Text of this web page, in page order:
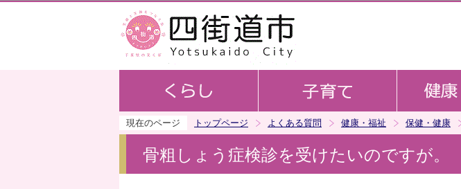
現在のページ トップページ よくある質問 健康・福祉 保健・健康
骨粗しょう症検診を受けたいのですが。